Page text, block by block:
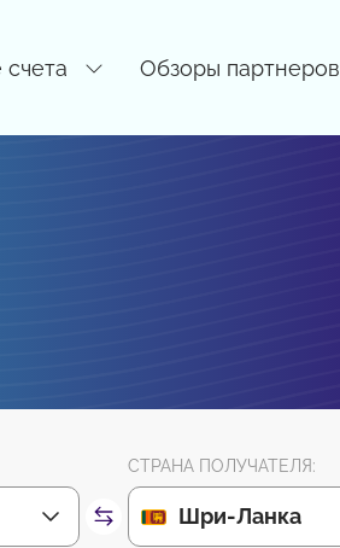
Обзоры партнеров
СТРАНА ПОЛУЧАТЕЛЯ:
Шри-Ланка